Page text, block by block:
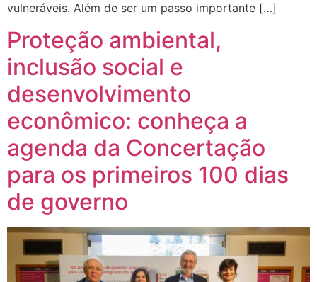
vulneráveis. Além de ser um passo importante […]
Proteção ambiental,
inclusão social e
desenvolvimento
econômico: conheça a
agenda da Concertação
para os primeiros 100 dias
de governo